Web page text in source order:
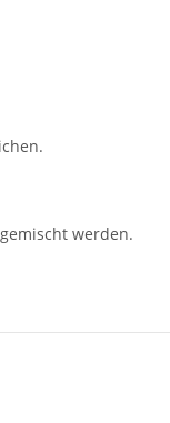
werden.